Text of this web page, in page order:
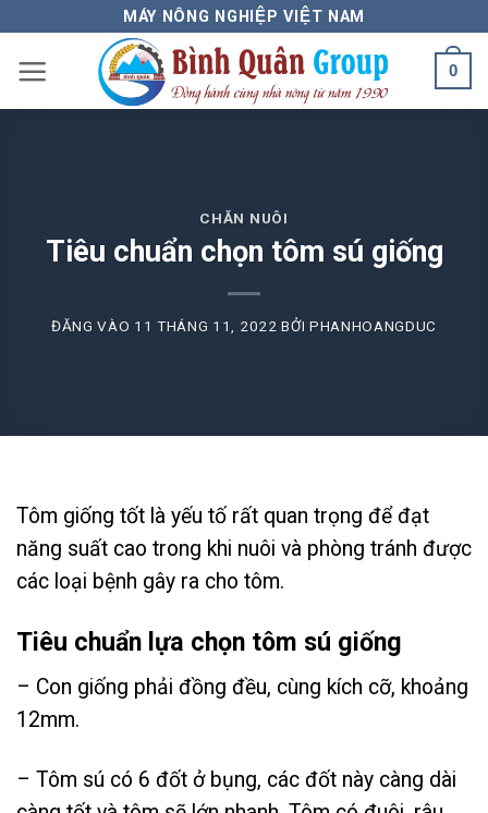
nội
dung
MÁY NÔNG NGHIỆP VIỆT NAM
0
CHĂN NUÔI
Tiêu chuẩn chọn tôm sú giống
ĐĂNG VÀO 11 THÁNG 11, 2022 BỞI PHANHOANGDUC
Tôm giống tốt là yếu tố rất quan trọng để đạt
năng suất cao trong khi nuôi và phòng tránh được
các loại bệnh gây ra cho tôm.
Tiêu chuẩn lựa chọn tôm sú giống
– Con giống phải đồng đều, cùng kích cỡ, khoảng
12mm.
– Tôm sú có 6 đốt ở bụng, các đốt này càng dài